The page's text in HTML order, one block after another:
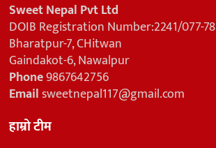
Sweet Nepal Pvt Ltd
DOIB Registration Number:2241/077-78
Bharatpur-7, CHitwan
Gaindakot-6, Nawalpur
Phone9867642756
Emailsweetnepal117@gmail.com
हाम्रो टीम